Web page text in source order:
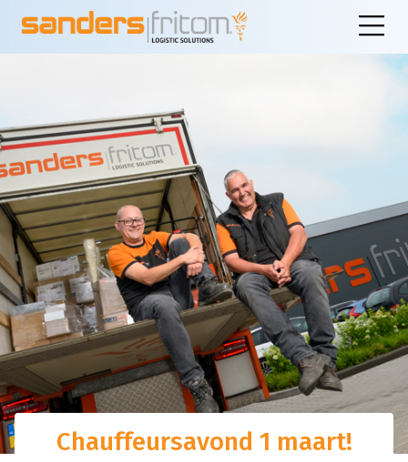
Chauffeursavond 1 maart!